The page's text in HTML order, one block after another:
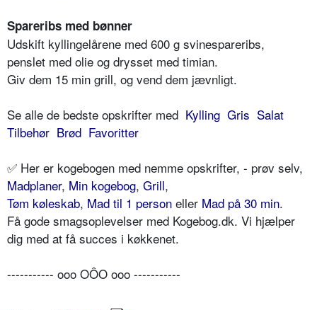
Spareribs med bønner
Udskift kyllingelårene med 600 g svinespareribs,
penslet med olie og drysset med timian.
Giv dem 15 min grill, og vend dem jævnligt.
Se alle de bedste opskrifter med Kylling Gris Salat
Tilbehør Brød Favoritter
✅ Her er kogebogen med nemme opskrifter, - prøv selv,
Madplaner, Min kogebog, Grill,
Tøm køleskab, Mad til 1 person eller Mad på 30 min.
Få gode smagsoplevelser med Kogebog.dk. Vi hjælper
dig med at få succes i køkkenet.
----------- ooo OÔO ooo -----------